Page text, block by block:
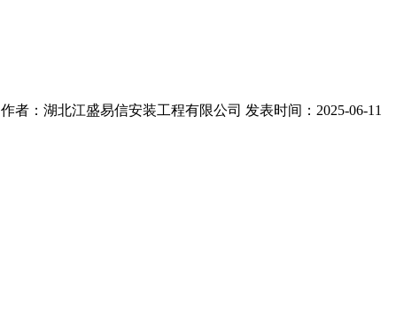
作者：湖北江盛易信安装工程有限公司 发表时间：2025-06-11